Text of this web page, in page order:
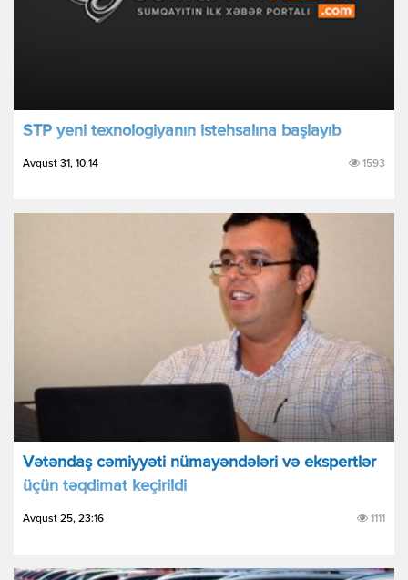
STP yeni texnologiyanın istehsalına başlayıb
Avqust 31, 10:14 1593
Vətəndaş cəmiyyəti nümayəndələri və ekspertlər
üçün təqdimat keçirildi
Avqust 25, 23:16 1111